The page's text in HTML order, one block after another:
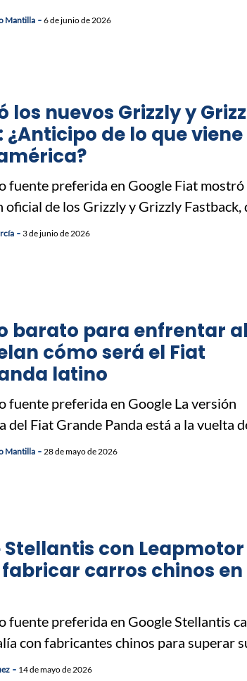
Mantilla 6 de junio de 2026
los nuevos Grizzly y
¿Anticipo de lo que viene
fuente preferida en Google Fiat mostró
de los Grizzly y Grizzly Fastback,
3 de junio de 2026
barato para enfrentar al
cómo será el Fiat
latino
fuente preferida en Google La versión
Fiat Grande Panda está a la vuelta de
Mantilla 28 de mayo de 2026
Stellantis con
fabricar carros chinos en
fuente preferida en Google Stellantis
con fabricantes chinos para superar
14 de mayo de 2026